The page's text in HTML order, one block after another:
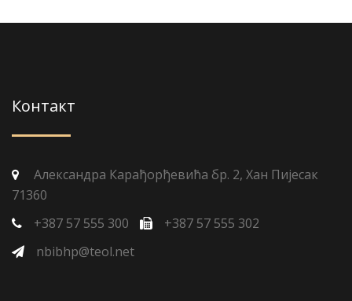
Контакт
Александра Карађорђевића бр. 2, Хан Пијесак
71360
+387 57 555 300
+387 57 555 302
nbibhp@teol.net